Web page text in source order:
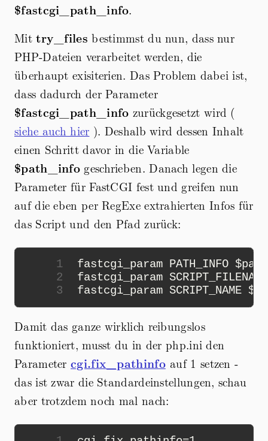
$fastcgi_path_info.
Mittry_files bestimmst du nun, dass nur
PHP-Dateien verarbeitet werden, die
überhaupt exisiterien. Das Problem dabei ist,
dass dadurch der Parameter
$fastcgi_path_info zurückgesetzt wird (
siehe auch hier ). Deshalb wird dessen Inhalt
einen Schritt davor in die Variable
$path_info geschrieben. Danach legen die
Parameter für FastCGI fest und greifen nun
auf die eben per RegExe extrahierten Infos für
das Script und den Pfad zurück:
1
2
3
Damit das ganze wirklich reibungslos
funktioniert, musst du in der php.ini den
Parametercgi.fix_pathinfo auf 1 setzen -
das ist zwar die Standardeinstellungen, schau
aber trotzdem noch mal nach: